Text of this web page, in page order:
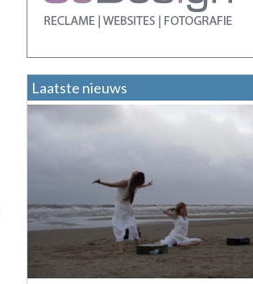
Laatste nieuws